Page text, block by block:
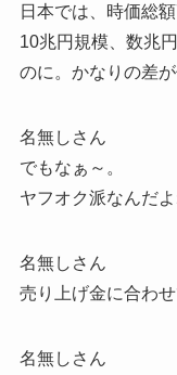
日本では、時価総
10兆円規模、数兆
のに。かなりの差が
名無しさん
でもなぁ～。
ヤフオク派なんだよ
名無しさん
売り上げ金に合わ
名無しさん